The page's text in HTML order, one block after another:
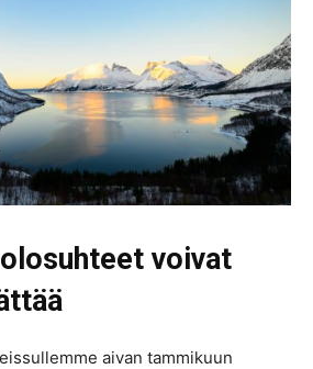
voivat
aivan tammikuun